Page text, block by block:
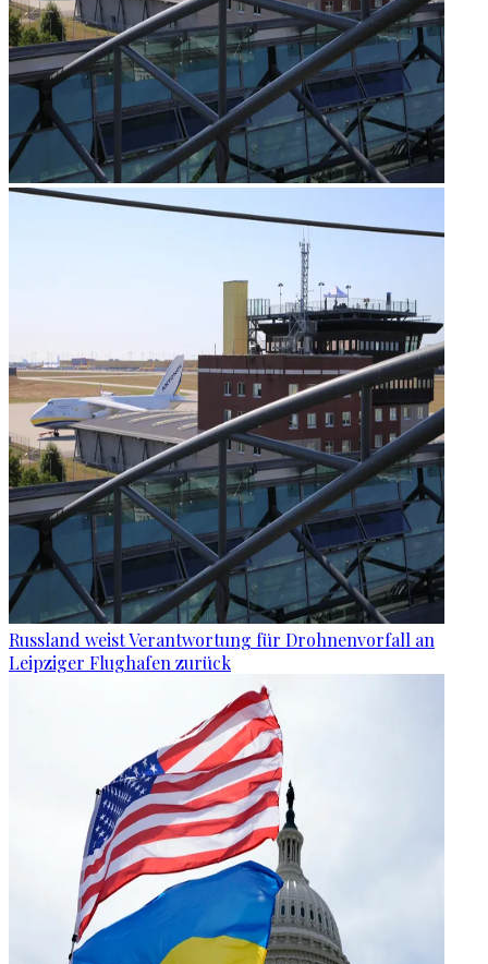
Russland weist Verantwortung für Drohnenvorfall an
Leipziger Flughafen zurück